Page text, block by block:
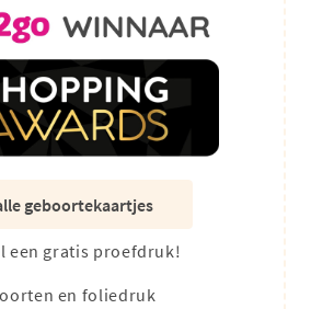
geboortekaartjes
een gratis proefdruk!
en foliedruk